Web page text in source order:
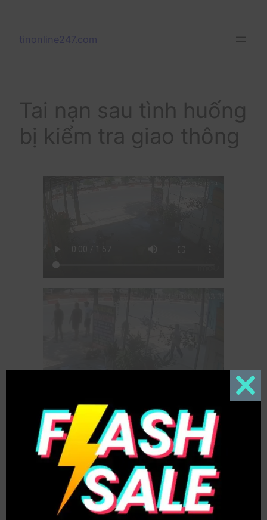
content
tinonline247.com
Tai nạn sau tình huống
bị kiểm tra giao thông
\Một vụ tai nạn giao thông xảy ra tại Đồng Nai
khiến một người phụ nữ tử vong, người đàn ông
đi cùng bị thương. Diễn biến vụ việc được camera
an ninh ghi lại và đang lan truyền trên mạng xã